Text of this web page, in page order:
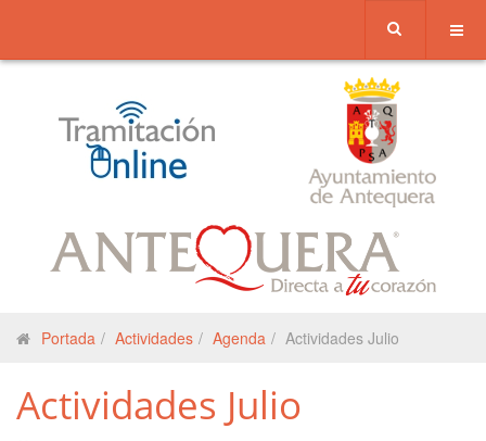
Portada Actividades Agenda Actividades Julio
Actividades Julio